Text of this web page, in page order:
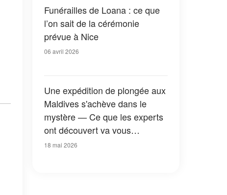
Funérailles de Loana : ce que
l’on sait de la cérémonie
prévue à Nice
06 avril 2026
Une expédition de plongée aux
Maldives s'achève dans le
mystère — Ce que les experts
ont découvert va vous
surprendre
18 mai 2026